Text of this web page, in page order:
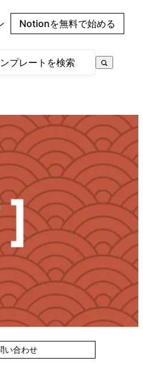
Notionを無料で始める
い合わせ